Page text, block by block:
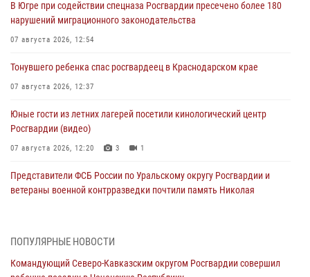
В Югре при содействии спецназа Росгвардии пресечено более 180
нарушений миграционного законодательства
07 августа 2026, 12:54
Тонувшего ребенка спас росгвардеец в Краснодарском крае
07 августа 2026, 12:37
Юные гости из летних лагерей посетили кинологический центр
Росгвардии (видео)
07 августа 2026, 12:20 3 1
Представители ФСБ России по Уральскому округу Росгвардии и
ветераны военной контрразведки почтили память Николая
выпуска «Легенды армии с Александром Маршалом»
ПОПУЛЯРНЫЕ НОВОСТИ
Командующий Северо-Кавказским округом Росгвардии совершил